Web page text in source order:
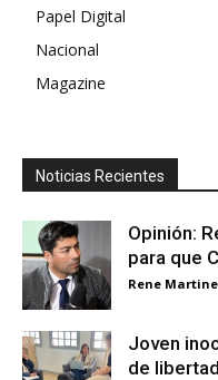
Papel Digital
Nacional
Magazine
Noticias Recientes
Opinión:
para que
Rene
Joven
de